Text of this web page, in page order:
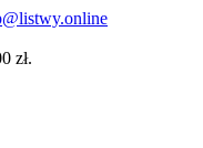
zł.